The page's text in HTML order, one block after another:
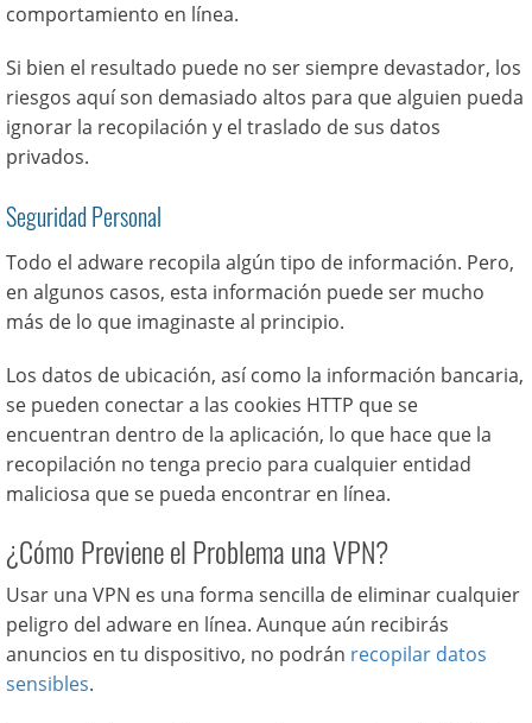
comportamiento en línea.
Si bien el resultado puede no ser siempre devastador, los
riesgos aquí son demasiado altos para que alguien pueda
ignorar la recopilación y el traslado de sus datos
privados.
Seguridad Personal
Todo el adware recopila algún tipo de información. Pero,
en algunos casos, esta información puede ser mucho
más de lo que imaginaste al principio.
Los datos de ubicación, así como la información bancaria,
se pueden conectar a las cookies HTTP que se
encuentran dentro de la aplicación, lo que hace que la
recopilación no tenga precio para cualquier entidad
maliciosa que se pueda encontrar en línea.
¿Cómo Previene el Problema una VPN?
Usar una VPN es una forma sencilla de eliminar cualquier
peligro del adware en línea. Aunque aún recibirás
anuncios en tu dispositivo, no podrán recopilar datos
sensibles.